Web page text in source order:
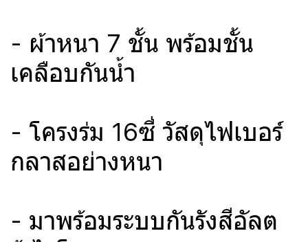
- ผ้าหนา 7 ชั้น พร้อมชั้น
เคลือบกันน้ำ
- โครงร่ม 16ซี่ วัสดุไฟเบอร์
กลาสอย่างหนา
- มาพร้อมระบบกันรังสีอัลต